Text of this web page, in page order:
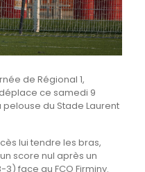
de Régional 1,
ce samedi 9
pelouse du Stade Laurent
lui tendre les bras,
score nul après un
face au FCO Firminy.